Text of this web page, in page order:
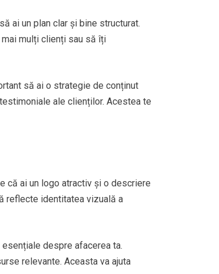
ai un plan clar și bine structurat.
mulți clienți sau să îți
să ai o strategie de conținut
ale clienților. Acestea te
că ai un logo atractiv și o descriere
reflecte identitatea vizuală a
despre afacerea ta.
relevante. Aceasta va ajuta